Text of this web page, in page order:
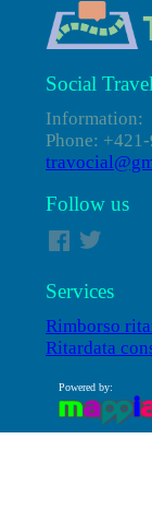
Social
Information:
Phone:
Follow us
Services
Rimborso
Ritardata
Powered by: